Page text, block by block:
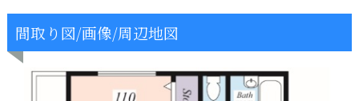
間取り図/画像/周辺地図